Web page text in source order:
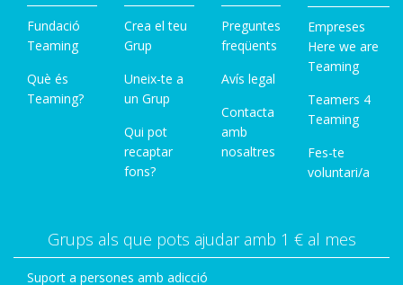
Fundació
Teaming
Què és
Teaming?
Crea el teu
Grup
Uneix-te a
un Grup
Qui pot
recaptar
fons?
Preguntes
freqüents
Avís legal
Contacta
amb
nosaltres
Empreses
Here we are
Teaming
Teamers 4
Teaming
Fes-te
voluntari/a
Grups als que pots ajudar amb 1 € al mes
Suport a persones amb adicció